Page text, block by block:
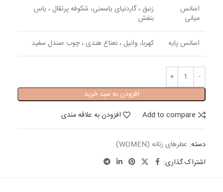
اسانس
میانی
زنبق ، گاردنیای یاسمنی، شکوفه پرتقال ، یاس
بنفش
اسانس پایه کهربا، وانیل ، نعناع هندی ، چوب صندل سفید
افزودن به سبد خرید
Add to compare
افزودن به علاقه مندی
دسته: عطرهای زنانه (WOMEN)
اشتراک گذاری: